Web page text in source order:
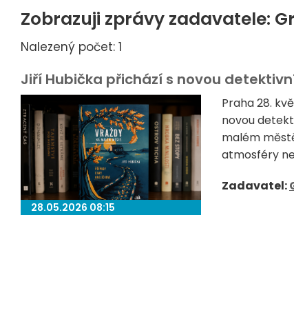
Zobrazuji zprávy zadavatele:
Nalezený počet: 1
Jiří Hubička přichází s novou
28.05.2026 08:15
Praha 28.
novou
malém
atmosféry
Zadavatel: